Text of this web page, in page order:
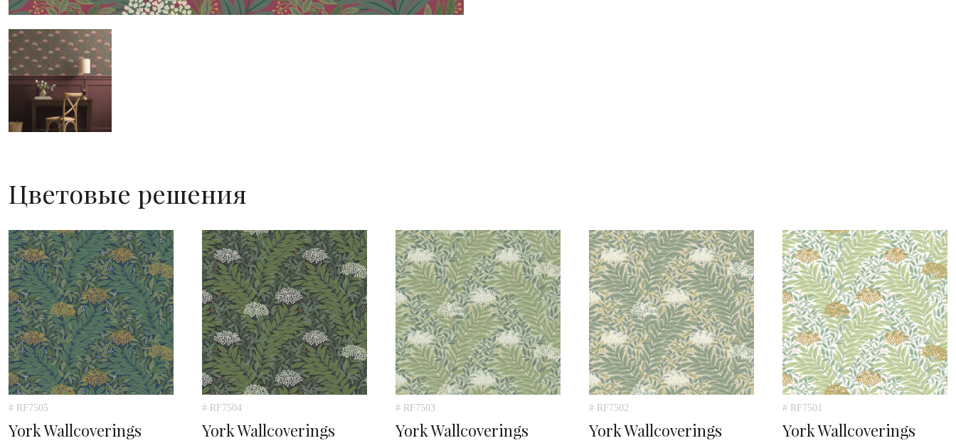
Цветовые решения
# RF7505
York Wallcoverings
# RF7504
York Wallcoverings
# RF7503
York Wallcoverings
# RF7502
York Wallcoverings
# RF7501
York Wallcoverings